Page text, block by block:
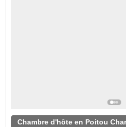
Chambre d'hôte en Poitou